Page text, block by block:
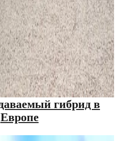
гибрид в
Европе